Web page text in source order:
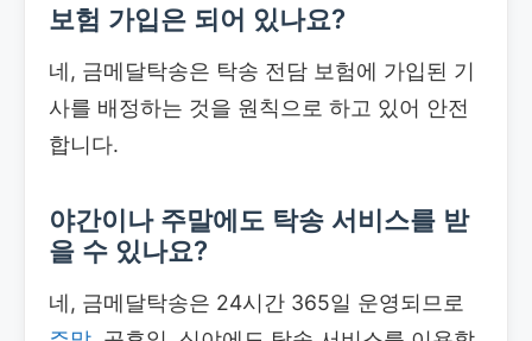
보험 가입은 되어 있나요?
네, 금메달탁송은 탁송 전담 보험에 가입된 기
사를 배정하는 것을 원칙으로 하고 있어 안전
합니다.
야간이나 주말에도 탁송 서비스를 받
을 수 있나요?
네, 금메달탁송은 24시간 365일 운영되므로